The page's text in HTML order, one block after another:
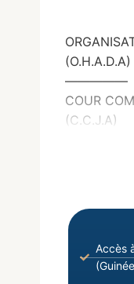
(O.H.A.D.A)
—————
COUR
(C.C.J.A)
Accès